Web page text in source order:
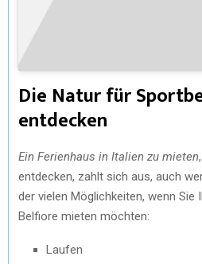
Die Natur für
entdecken
Ein Ferienhaus in Italien zu mieten
entdecken, zahlt sich aus, auch
der vielen Möglichkeiten, wenn Sie
Belfiore mieten möchten:
Laufen